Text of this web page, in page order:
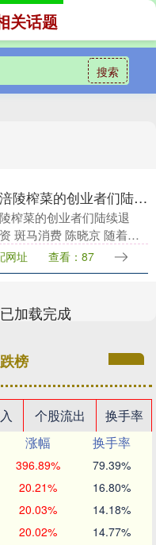
搜索
关话题
恒正网配资 涪陵榨菜的创业者们陆续退场
榨菜的创业者们陆续退
斑马消费 陈晓京 随着总
经理贺云川辞职，涪陵榨
们，已陆续从公司管理层
网址 查看：87
加载完成
榜
个股流出
换手率
涨幅
换手率
396.89% 79.39%
20.21% 16.80%
20.03% 14.18%
20.02% 14.77%